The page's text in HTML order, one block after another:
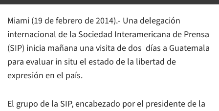
Miami (19 de febrero de 2014).- Una delegación
internacional de la Sociedad Interamericana de Prensa
(SIP) inicia mañana una visita de dos días a Guatemala
para evaluar in situ el estado de la libertad de
expresión en el país.
El grupo de la SIP, encabezado por el presidente de la